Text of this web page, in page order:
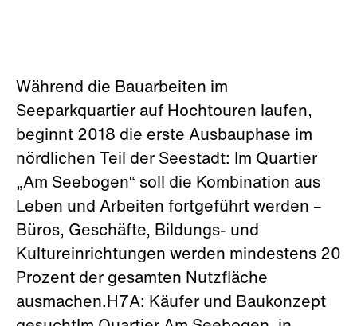
Während die Bauarbeiten im
Seeparkquartier auf Hochtouren laufen,
beginnt 2018 die erste Ausbauphase im
nördlichen Teil der Seestadt: Im Quartier
„Am Seebogen“ soll die Kombination aus
Leben und Arbeiten fortgeführt werden –
Büros, Geschäfte, Bildungs- und
Kultureinrichtungen werden mindestens 20
Prozent der gesamten Nutzfläche
ausmachen.H7A: Käufer und Baukonzept